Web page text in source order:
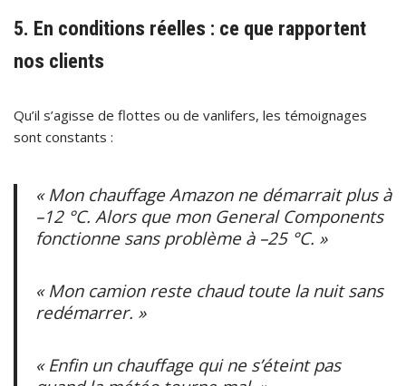
5. En conditions réelles : ce que rapportent
nos clients
Qu’il s’agisse de flottes ou de vanlifers, les témoignages
sont constants :
« Mon chauffage Amazon ne démarrait plus à
–12 °C. Alors que mon General Components
fonctionne sans problème à –25 °C. »
« Mon camion reste chaud toute la nuit sans
redémarrer. »
« Enfin un chauffage qui ne s’éteint pas